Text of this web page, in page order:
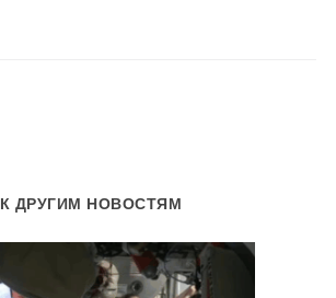
К ДРУГИМ НОВОСТЯМ